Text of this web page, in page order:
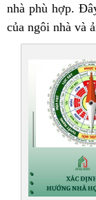
nhà phù hợp.
của ngôi nhà và